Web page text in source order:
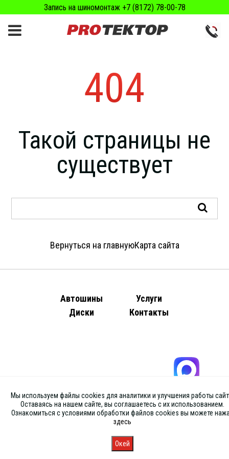
Запись на шиномонтаж +7 (8172) 78-00-78
404
Такой страницы не
существует
Вернуться на главнуюКарта сайта
Автошины
Диски
Услуги
Контакты
Запись
Мы используем файлы cookies для аналитики и улучшения работы
Оставаясь на нашем сайте, вы соглашаетесь с их использованием.
Ознакомиться с условиями обработки файлов cookies вы можете
здесь
Окей